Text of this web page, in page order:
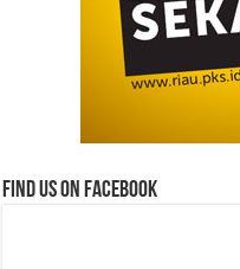
Find us on Facebook